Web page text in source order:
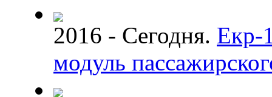
2016 - Сегодня. Екр-
модуль